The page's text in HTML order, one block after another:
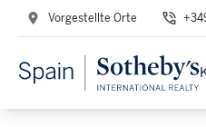
Vorgestellte Orte